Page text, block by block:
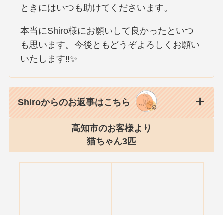
ときにはいつも助けてくださいます。
本当にShiro様にお願いして良かったといつ
も思います。今後ともどうぞよろしくお願い
いたします‼✨
Shiroからのお返事はこちら
高知市のお客様より
猫ちゃん3匹